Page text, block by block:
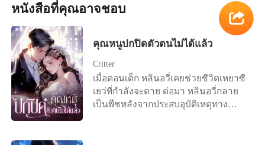
สายตาหัวเราะเยาะจากแขกในห้องเต็ม
ไปด้วยความอับอาย เขาก็ให้คำตอบ
เพียงแค่เบาๆ และไม่สนใจ “ต้องเป็นวัน
นี้เหรอ? มันก็ยกเลิกไปตั้งหลายครั้งแล้ว
เอาไปจัดวันเสาร์หน้าแทนก็ได้ ” “หวาน
หวานเป็นลมจากการเห็นเลือด ฉันต้อง
อยู่ข้างๆ เธอหน่อยนะ คุณต้องเข้าใจ
หน่อย” เขาพูดถึงความผูกพันที่เรามีมา
ตั้งแต่เด็ก จึงยอมให้เธอทำทุกอย่าง
ปวดไม่รู้จบ ผู้ชายแบบนี้ ไม่ต้องมีไว้ก็ได้
หลังหย่า ทุกคนหัวเราะเยาะเธอ แต่เธอ
กลายเป็นนักออกแบบชื่อดัง และเป็นผู้มี
อิทธิพลในวงการธุรกิจ เธอไม่สนใจ
มุ่งมั่นสร้างอาณาจักรธุรกิจของตัวเอง พี่
ชายรักใคร่ หนุ่มหล่อวิ่งตาม และความ
รักใหม่ก็เข้ามาเรื่อยๆ เธอยืดอกอย่าง
มั่นใจและบอกเขาว่า “ฉันบอกแล้วว่า
หนังสือที่คุณอาจชอบ
คุณหนูปกปิดตัวตนไม่ได้แล้ว
Critter
เมื่อตอนเด็ก หลินอวี่เคยช่วยชีวิตเหยาซี
เยว่ที่กำลังจะตาย ต่อมา หลินอวี่กลาย
เป็นพืชหลังจากประสบอุบัติเหตุทาง